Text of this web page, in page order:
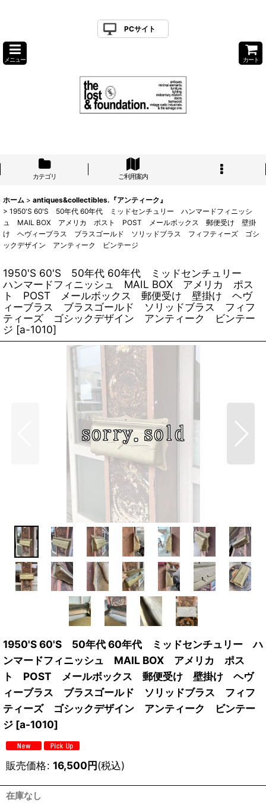
PCサイト
メニュー カート
カテゴリ ご利用案内
ホーム > antiques&collectibles.『アンティーク』
> 1950'S 60'S 50年代 60年代 ミッドセンチュリー ハンマードフィニッシ
ュ MAIL BOX アメリカ ポスト POST メールボックス 郵便受け 壁掛
け ヘヴィーブラス ブラスゴールド ソリッドブラス フィフティーズ ゴシ
ックデザイン アンティーク ビンテージ
1950'S 60'S 50年代 60年代 ミッドセンチュリー
ハンマードフィニッシュ MAIL BOX アメリカ ポス
ト POST メールボックス 郵便受け 壁掛け ヘヴ
ィーブラス ブラスゴールド ソリッドブラス フィフ
ティーズ ゴシックデザイン アンティーク ビンテー
ジ [a-1010]
1950'S 60'S 50年代 60年代 ミッドセンチュリー ハ
ンマードフィニッシュ MAIL BOX アメリカ ポス
ト POST メールボックス 郵便受け 壁掛け ヘヴ
ィーブラス ブラスゴールド ソリッドブラス フィフ
ティーズ ゴシックデザイン アンティーク ビンテー
ジ [a-1010]
販売価格: 16,500円(税込)
在庫なし